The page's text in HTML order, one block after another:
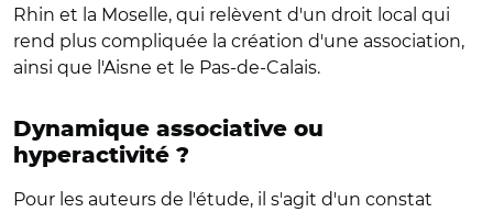
Rhin et la Moselle, qui relèvent d'un droit local qui
rend plus compliquée la création d'une association,
ainsi que l'Aisne et le Pas-de-Calais.
Dynamique associative ou
hyperactivité ?
Pour les auteurs de l'étude, il s'agit d'un constat